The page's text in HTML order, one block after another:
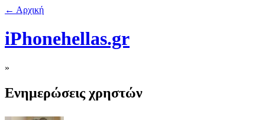
← Αρχική
iPhonehellas.gr
»
Ενημερώσεις χρηστών